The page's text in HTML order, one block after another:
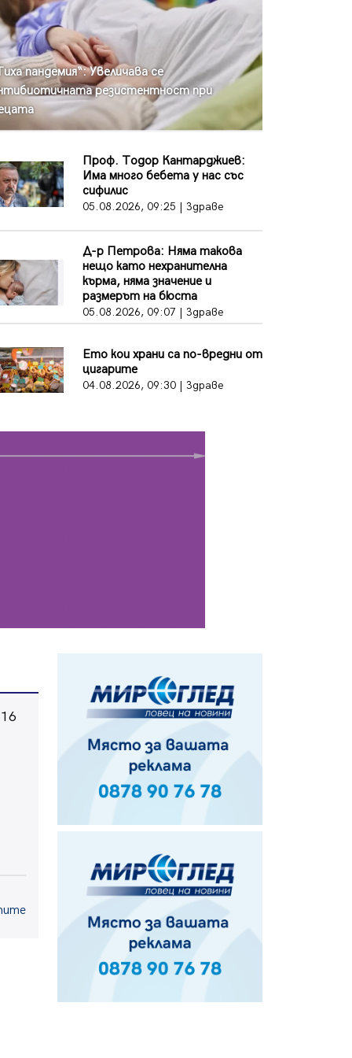
05.08.2026, 14:57
Звезди от световна сцена в
Перник ще пеят на Пернишката
крепост
05.08.2026, 14:01
„Топлофикация Перник“
напредва с дигитализацията на
05.08.2026, 11:48
Радев: Работи се усилено за
спасяване на средствата по
Стара Загора, Кюстендил и
Перник
05.08.2026, 11:34
Вече няма чакащи с години за
присъединяване към мрежата на
„ВиК“ в Перник
След сигнали: Санкции за шумни
младежи и предупреждения
05.08.2026, 10:03
Непълнолетни с електрически
Ивкова и депутата от Перник
05.08.2026, 09:06
Извънредният и пълномощен
посланик на Иран на посещение в
05.08.2026, 09:02
Млади мъже от Перник в
инициатива „Перник подкрепя
05.08.2026, 08:57
пандемия“: Увеличава се
резистентност при
Проф. Тодор Кантарджиев:
Има много бебета у нас със
сифилис
05.08.2026, 09:25 | Здраве
Д-р Петрова: Няма такова
нещо като нехранителна
кърма, няма значение и
размерът на бюста
05.08.2026, 09:07 | Здраве
Ето кои храни са по-вредни от
цигарите
04.08.2026, 09:30 | Здраве